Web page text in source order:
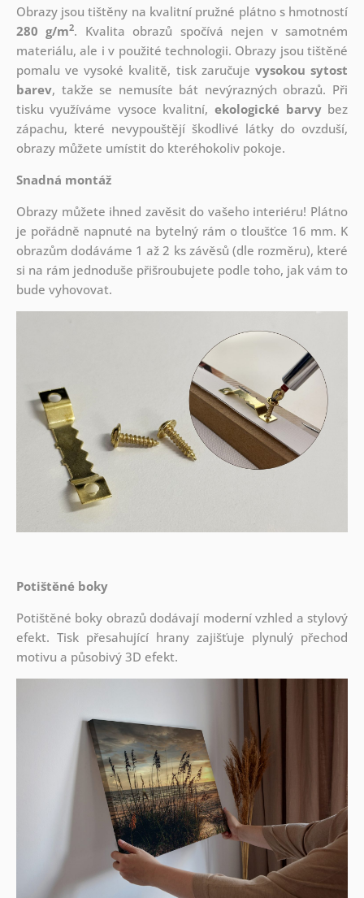
Obrazy jsou tištěny na kvalitní pružné plátno s hmotností
280 g/m2. Kvalita obrazů spočívá nejen v samotném
materiálu, ale i v použité technologii. Obrazy jsou tištěné
pomalu ve vysoké kvalitě, tisk zaručuje vysokou sytost
barev, takže se nemusíte bát nevýrazných obrazů. Při
tisku využíváme vysoce kvalitní,ekologické barvybez
zápachu, které nevypouštějí škodlivé látky do ovzduší,
obrazy můžete umístit do kteréhokoliv pokoje.
Snadná montáž
Obrazy můžete ihned zavěsit do vašeho interiéru! Plátno
je pořádně napnuté na bytelný rám o tloušťce 16 mm. K
obrazům dodáváme 1 až 2 ks závěsů (dle rozměru), které
si na rám jednoduše přišroubujete podle toho, jak vám to
bude vyhovovat.
Potištěné boky
Potištěné boky obrazů dodávají moderní vzhled a stylový
efekt. Tisk přesahující hrany zajišťuje plynulý přechod
motivu a působivý 3D efekt.